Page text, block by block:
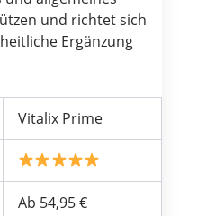
und richtet sich
Ergänzung
Vitalix Prime
Ab 54,95 €